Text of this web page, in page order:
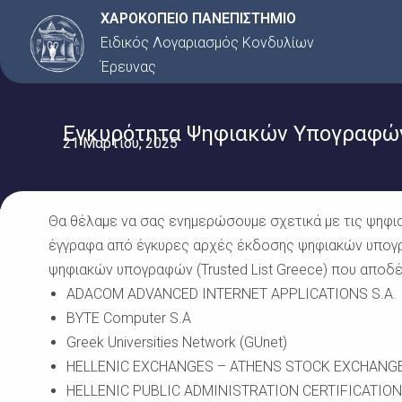
Μετάβαση
περιεχόμενο
ΧΑΡΟΚΟΠΕΙΟ ΠΑΝΕΠΙΣΤΗΜΙΟ
Ειδικός Λογαριασμός Κονδυλίων
Έρευνας
Εγκυρότητα Ψηφιακών
21 Μαρτίου, 2025
Θα θέλαμε να σας ενημερώσουμε σχετικά με τις
έγγραφα από έγκυρες αρχές έκδοσης ψηφιακών
ψηφιακών υπογραφών (Trusted List Greece) που
ADACOM ADVANCED INTERNET APPLICATIONS S.A.
BYTE Computer S.A
Greek Universities Network (GUnet)
HELLENIC EXCHANGES – ATHENS STOCK
HELLENIC PUBLIC ADMINISTRATION